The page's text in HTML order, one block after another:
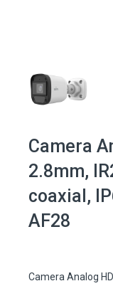
Camera
2.8mm,
coaxial,
AF28
Camera Analog